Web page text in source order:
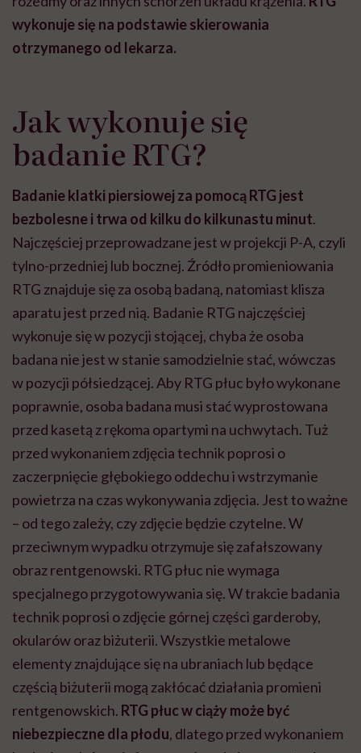
wykonuje się na podstawie skierowania
otrzymanego od lekarza.
Jak wykonuje się
badanie RTG?
Badanie klatki piersiowej za pomocą RTG jest
bezbolesne i trwa od kilku do kilkunastu minut.
Najczęściej przeprowadzane jest w projekcji P-A, czyli
tylno-przedniej lub bocznej. Źródło promieniowania
RTG znajduje się za osobą badaną, natomiast klisza
aparatu jest przed nią. Badanie RTG najczęściej
wykonuje się w pozycji stojącej, chyba że osoba
badana nie jest w stanie samodzielnie stać, wówczas
w pozycji półsiedzącej. Aby RTG płuc było wykonane
poprawnie, osoba badana musi stać wyprostowana
przed kasetą z rękoma opartymi na uchwytach. Tuż
przed wykonaniem zdjęcia technik poprosi o
zaczerpnięcie głębokiego oddechu i wstrzymanie
powietrza na czas wykonywania zdjęcia. Jest to ważne
– od tego zależy, czy zdjęcie będzie czytelne. W
przeciwnym wypadku otrzymuje się zafałszowany
obraz rentgenowski. RTG płuc nie wymaga
specjalnego przygotowywania się. W trakcie badania
technik poprosi o zdjęcie górnej części garderoby,
okularów oraz biżuterii. Wszystkie metalowe
elementy znajdujące się na ubraniach lub będące
częścią biżuterii mogą zakłócać działania promieni
rentgenowskich. RTG płuc w ciąży może być
niebezpieczne dla płodu, dlatego przed wykonaniem